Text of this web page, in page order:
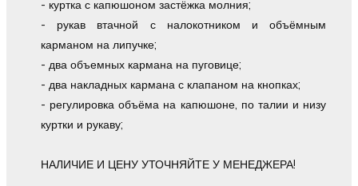
- куртка с капюшоном застёжка молния;
- рукав втачной с налокотником и объёмным
карманом на липучке;
- два объемных кармана на пуговице;
- два накладных кармана с клапаном на кнопках;
- регулировка объёма на капюшоне, по талии и низу
куртки и рукаву;
НАЛИЧИЕ И ЦЕНУ УТОЧНЯЙТЕ У МЕНЕДЖЕРА!